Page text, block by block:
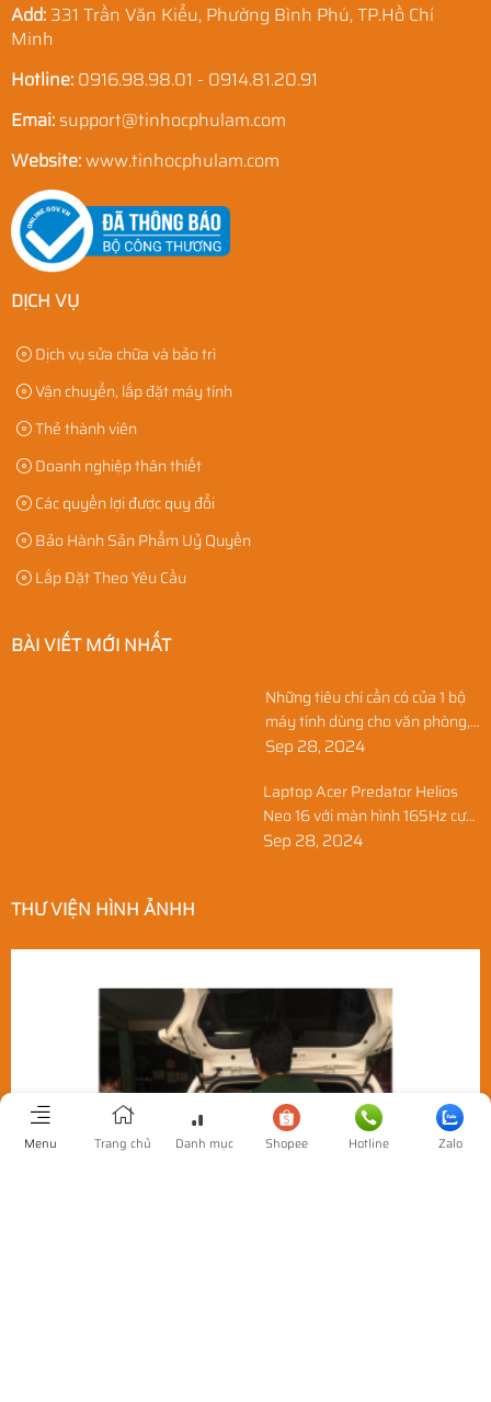
Add: 331 Trần Văn Kiểu, Phường Bình Phú, TP.Hồ Chí
Minh
Hotline: 0916.98.98.01 - 0914.81.20.91
Emai: support@tinhocphulam.com
Website:www.tinhocphulam.com
DỊCH VỤ
Dịch vụ sửa chữa và bảo trì
Vận chuyển, lắp đặt máy tính
Thẻ thành viên
Doanh nghiệp thân thiết
Các quyền lợi được quy đổi
Bảo Hành Sản Phẩm Uỷ Quyền
Lắp Đặt Theo Yêu Cầu
BÀI VIẾT MỚI NHẤT
Những tiêu chí cần có của 1 bộ
máy tính dùng cho văn phòng,
học sinh, và gia đình
Sep 28, 2024
Laptop Acer Predator Helios
Neo 16 với màn hình 165Hz cực
nét
Sep 28, 2024
THƯ VIỆN HÌNH ẢNHH
Menu Trang chủ Danh mục Shopee Hotline Zalo